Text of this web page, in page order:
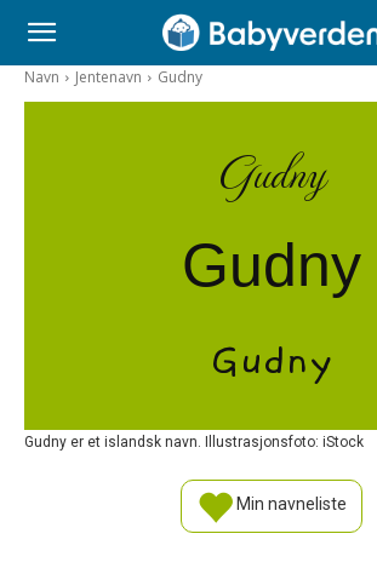
Navn Jentenavn Gudny
Gudny
Gudny
Gudny
Gudny er et islandsk navn. Illustrasjonsfoto: iStock
Min navneliste